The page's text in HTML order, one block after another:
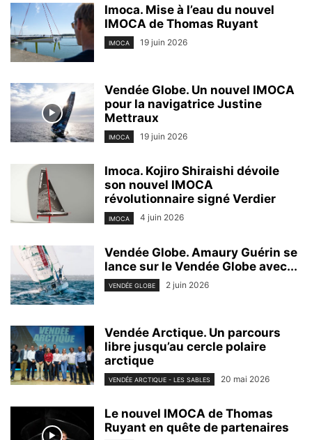
Imoca. Mise à l’eau du nouvel
IMOCA de Thomas Ruyant
IMOCA 19 juin 2026
Vendée Globe. Un nouvel IMOCA
pour la navigatrice Justine
Mettraux
IMOCA 19 juin 2026
Imoca. Kojiro Shiraishi dévoile
son nouvel IMOCA
révolutionnaire signé Verdier
IMOCA 4 juin 2026
Vendée Globe. Amaury Guérin se
lance sur le Vendée Globe avec...
VENDÉE GLOBE 2 juin 2026
Vendée Arctique. Un parcours
libre jusqu’au cercle polaire
arctique
VENDÉE ARCTIQUE - LES SABLES 20 mai 2026
Le nouvel IMOCA de Thomas
Ruyant en quête de partenaires